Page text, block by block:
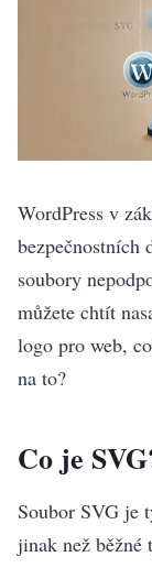
WordPress v
bezpečnostních
soubory
můžete chtít
logo pro web,
na to?
Co je
Soubor SVG je
jinak než běžné